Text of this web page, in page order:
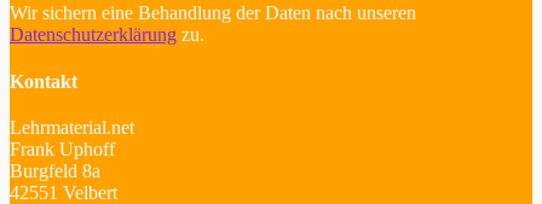
Wir sichern eine Behandlung der Daten nach unseren
Datenschutzerklärung zu.
Kontakt
Lehrmaterial.net
Frank Uphoff
Burgfeld 8a
42551 Velbert